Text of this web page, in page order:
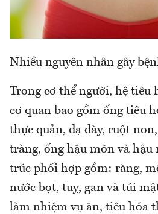
Nhiều nguyên nhân gây
Trong cơ thể người, hệ tiêu
cơ quan bao gồm ống tiêu
thực quản, dạ dày, ruột
tràng, ống hậu môn và hậu
trúc phối hợp gồm: răng,
nước bọt, tuỵ, gan và túi
làm nhiệm vụ ăn, tiêu hóa